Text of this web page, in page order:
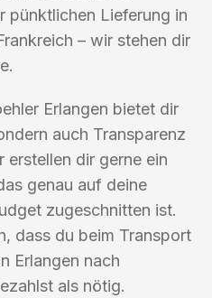
pünktlichen Lieferung in
– wir stehen dir
Erlangen bietet dir
auch Transparenz
erstellen dir gerne ein
genau auf deine
zugeschnitten ist.
dass du beim Transport
Erlangen nach
als nötig.